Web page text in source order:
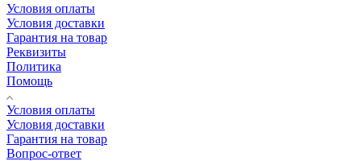
Условия оплаты
Условия доставки
Гарантия на товар
Реквизиты
Политика
Помощь
Условия оплаты
Условия доставки
Гарантия на товар
Вопрос-ответ